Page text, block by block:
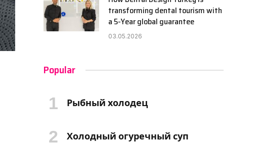
transforming dental tourism with
a 5-Year global guarantee
03.05.2026
Popular
Рыбный холодец
Холодный огуречный суп